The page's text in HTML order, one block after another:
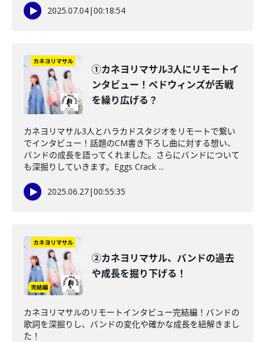
2025.07.04|00:18:54
①カネヨリマサル3人にリモートイ
ンタビュー！ペドウィンズが舌戦
を繰り広げる？
カネヨリマサル3人とハラカドスタジオをリモートで繋い
でインタビュー！話題のCM書き下ろし曲に対する想い、
バンドの成長を語ってくれました。さらにバンドについて
も深掘りしていきます。Eggs Crack ...
2025.06.27|00:55:35
②カネヨリマサル、バンドの過去
や成長を掘り下げる！
カネヨリマサルのリモートインタビュー完結編！バンドの
歌詞を深掘りし、バンドの変化や確かな成長を紐解きまし
た！